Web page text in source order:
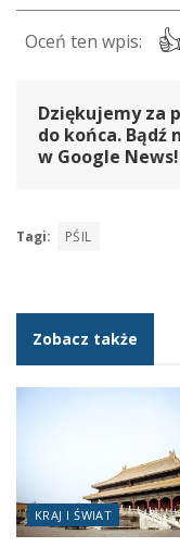
Dziękujemy za
do końca. Bądź
w Google News!
Tagi: PŚIL
Zobacz także
KRAJ I ŚWIAT